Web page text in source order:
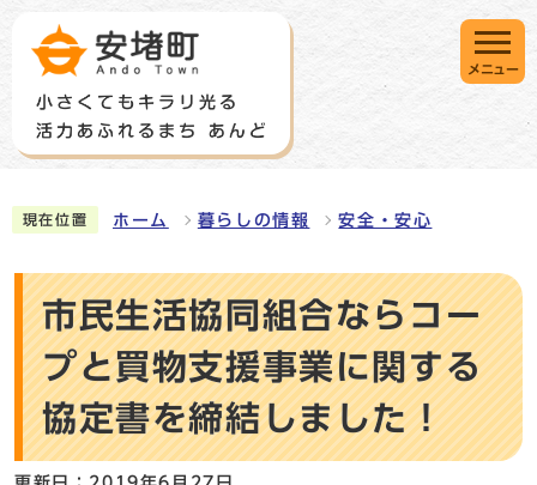
メニュー
現在位置 ホーム 暮らしの情報 安全・安心
市民生活協同組合ならコー
プと買物支援事業に関する
協定書を締結しました！